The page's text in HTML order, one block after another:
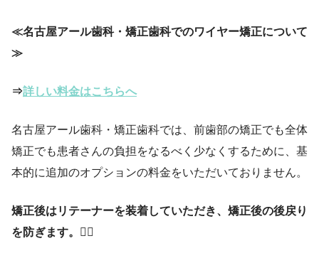
≪名古屋アール歯科・矯正歯科でのワイヤー矯正について
≫
⇒詳しい料金はこちらへ
名古屋アール歯科・矯正歯科では、前歯部の矯正でも全体
矯正でも患者さんの負担をなるべく少なくするために、基
本的に追加のオプションの料金をいただいておりません。
矯正後はリテーナーを装着していただき、矯正後の後戻り
を防ぎます。
😶‍🌫️